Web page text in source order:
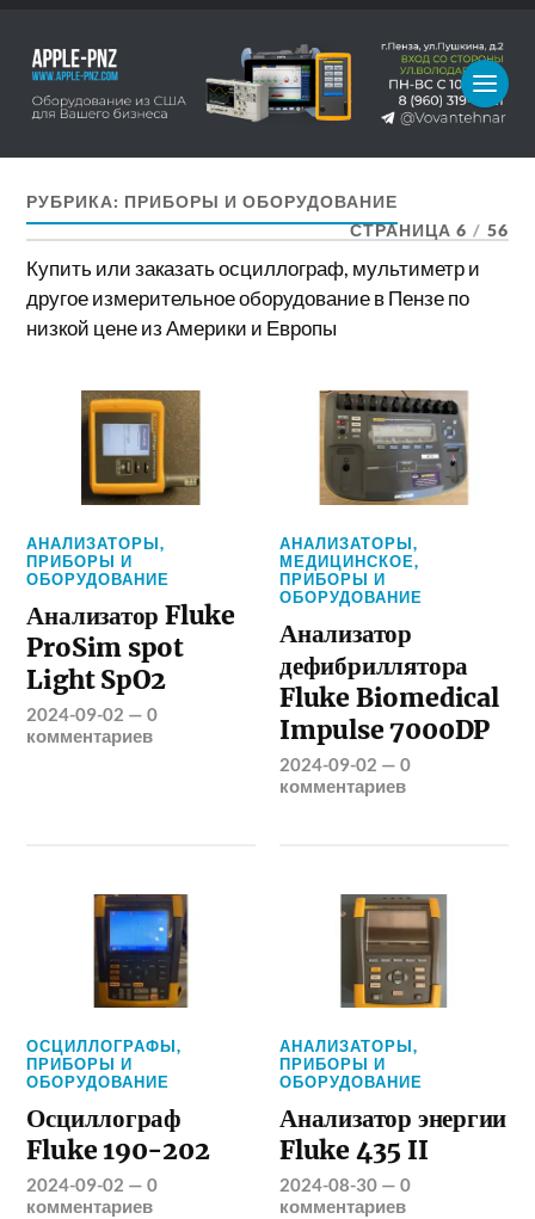
РУБРИКА: ПРИБОРЫ И ОБОРУДОВАНИЕ
СТРАНИЦА 6 / 56
Купить или заказать осциллограф, мультиметр и
другое измерительное оборудование в Пензе по
низкой цене из Америки и Европы
АНАЛИЗАТОРЫ,
ПРИБОРЫ И
ОБОРУДОВАНИЕ
Анализатор Fluke
ProSim spot
Light SpO2
2024-09-02 —0
комментариев
АНАЛИЗАТОРЫ,
МЕДИЦИНСКОЕ,
ПРИБОРЫ И
ОБОРУДОВАНИЕ
Анализатор
дефибриллятора
Fluke Biomedical
Impulse 7000DP
2024-09-02 —0
комментариев
ОСЦИЛЛОГРАФЫ,
ПРИБОРЫ И
ОБОРУДОВАНИЕ
Осциллограф
Fluke 190-202
2024-09-02 —0
комментариев
АНАЛИЗАТОРЫ,
ПРИБОРЫ И
ОБОРУДОВАНИЕ
Анализатор энергии
Fluke 435 II
2024-08-30 —0
комментариев